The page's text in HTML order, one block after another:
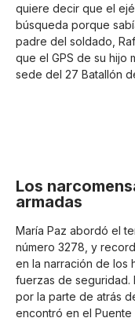
quiere decir que el
búsqueda porque
padre del soldado,
que el GPS de su hijo
sede del 27 Batallón
Los
armadas
María Paz abordó el
número 3278, y
en la narración de los
fuerzas de seguridad.
por la parte de atrás
encontró en el